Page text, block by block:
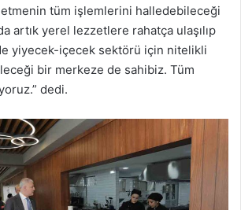
tüm işlemlerini halledebileceği
artık yerel lezzetlere rahatça ulaşılıp
yiyecek-içecek sektörü için nitelikli
bir merkeze de sahibiz. Tüm
dedi.